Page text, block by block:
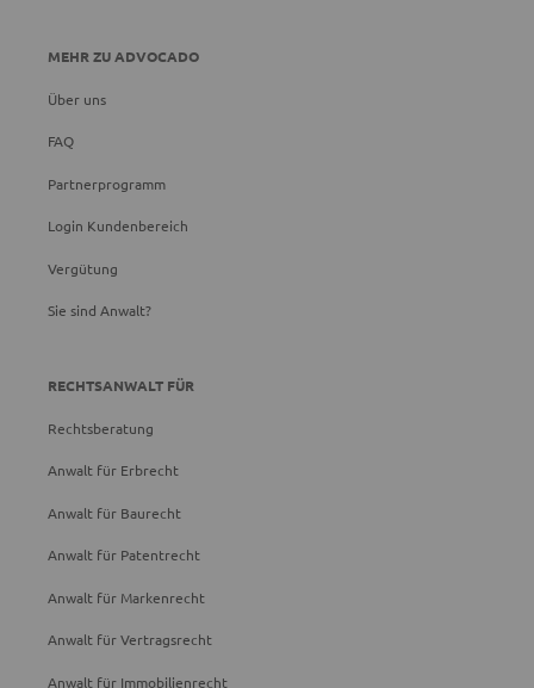
MEHR ZU ADVOCADO
Über uns
FAQ
Partnerprogramm
Login Kundenbereich
Vergütung
Sie sind Anwalt?
RECHTSANWALT FÜR
Rechtsberatung
Anwalt für Erbrecht
Anwalt für Baurecht
Anwalt für Patentrecht
Anwalt für Markenrecht
Anwalt für Vertragsrecht
Anwalt für Immobilienrecht